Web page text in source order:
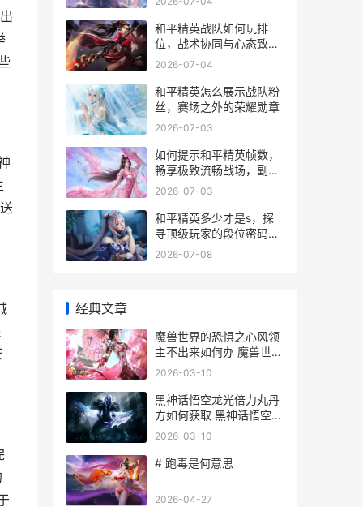
和平精英战队如何玩排
位，战术协同与心态致胜
之道
2026-07-04
和平精英怎么展示战队粉
丝，赛场之外的荣耀勋章
2026-07-03
如何提示和平精英帧数，
畅享极致流畅战场，副标
题，资深玩家实战优化指
2026-07-03
和平精英多少才是s，探
寻顶级玩家的段位密码，
副标题，从数据到意识的
2026-07-08
经典文章
魔兽世界的恐惧之心风领
主不出来如何办 魔兽世界
恐惧废土怎么去
2026-03-10
黑神话悟空龙光倍力丸丹
方如何获取 黑神话悟空龙
光倍力丸和伏虎丸可以叠
2026-03-10
# 跑毒是何意思
2026-04-27